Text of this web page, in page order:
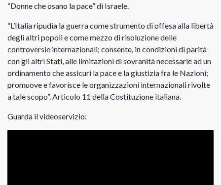
“Donne che osano la pace” di Israele.
“L’Italia ripudia la guerra come strumento di offesa alla libertà
degli altri popoli e come mezzo di risoluzione delle
controversie internazionali; consente, in condizioni di parità
con gli altri Stati, alle limitazioni di sovranità necessarie ad un
ordinamento che assicuri la pace e la giustizia fra le Nazioni;
promuove e favorisce le organizzazioni internazionali rivolte
a tale scopo”. Articolo 11 della Costituzione italiana.
Guarda il videoservizio: